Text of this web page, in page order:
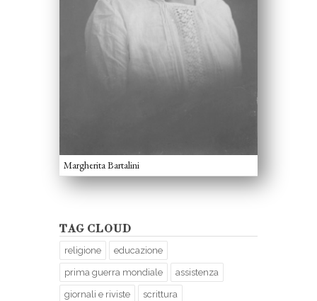
Margherita Bartalini
TAG CLOUD
religione educazione
prima guerra mondiale assistenza
giornali e riviste scrittura